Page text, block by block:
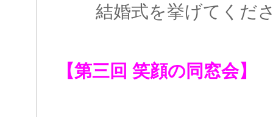
結婚式を挙げてくだ
【第三回 笑顔の同窓会】